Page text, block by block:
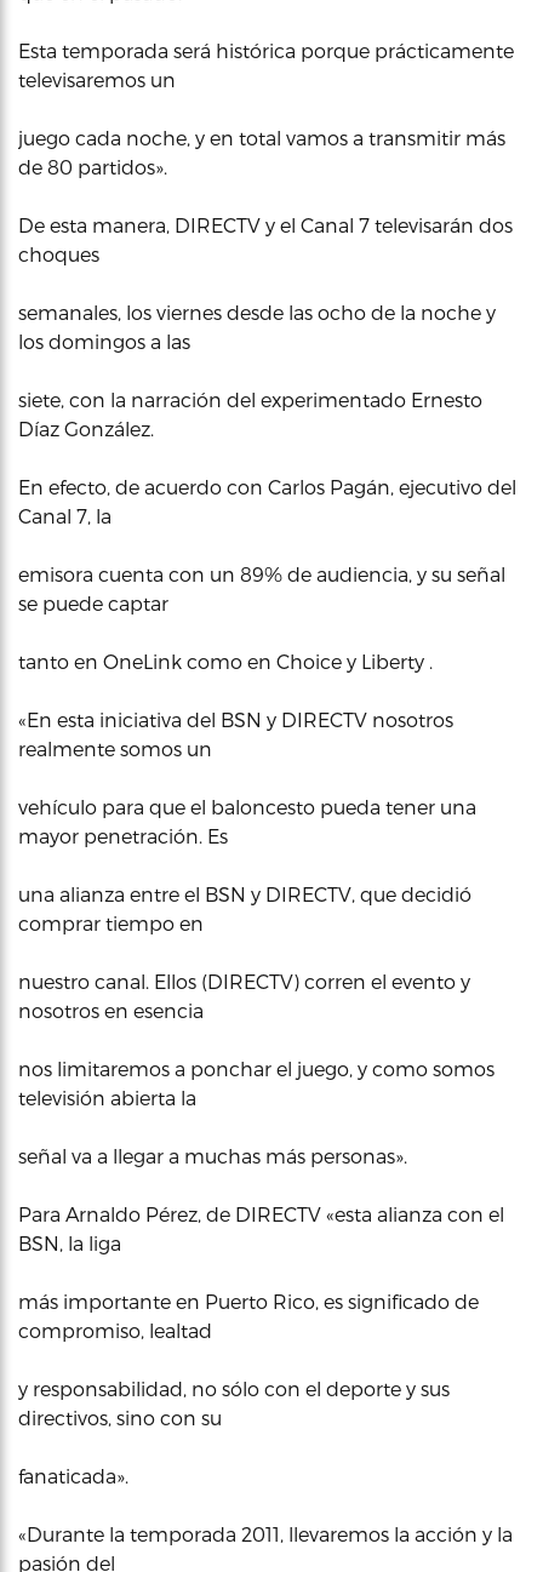
Esta temporada será histórica porque prácticamente
televisaremos un
juego cada noche, y en total vamos a transmitir más
de 80 partidos».
De esta manera, DIRECTV y el Canal 7 televisarán dos
choques
semanales, los viernes desde las ocho de la noche y
los domingos a las
siete, con la narración del experimentado Ernesto
Díaz González.
En efecto, de acuerdo con Carlos Pagán, ejecutivo del
Canal 7, la
emisora cuenta con un 89% de audiencia, y su señal
se puede captar
tanto en OneLink como en Choice y Liberty .
«En esta iniciativa del BSN y DIRECTV nosotros
realmente somos un
vehículo para que el baloncesto pueda tener una
mayor penetración. Es
una alianza entre el BSN y DIRECTV, que decidió
comprar tiempo en
nuestro canal. Ellos (DIRECTV) corren el evento y
nosotros en esencia
nos limitaremos a ponchar el juego, y como somos
televisión abierta la
señal va a llegar a muchas más personas».
Para Arnaldo Pérez, de DIRECTV «esta alianza con el
BSN, la liga
más importante en Puerto Rico, es significado de
compromiso, lealtad
y responsabilidad, no sólo con el deporte y sus
directivos, sino con su
fanaticada».
«Durante la temporada 2011, llevaremos la acción y la
pasión del